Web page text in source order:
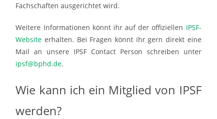
Fachschaften ausgerichtet wird.
Weitere Informationen könnt ihr auf der offiziellen IPSF-
Website erhalten. Bei Fragen könnt ihr gern direkt eine
Mail an unsere IPSF Contact Person schreiben unter
ipsf@bphd.de.
Wie kann ich ein Mitglied von IPSF
werden?